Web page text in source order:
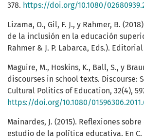
378. https://doi.org/10.1080/
Lizama, O., Gil, F. J., y Rahmer, B.
de la inclusión en la educación
Rahmer & J. P. Labarca, Eds.). Editorial
Maguire, M., Hoskins, K., Ball, S., y
discourses in school texts. Discourse:
Cultural Politics of Education, 32(4),
https://doi.org/10.1080/
Mainardes, J. (2015). Reflexiones
estudio de la política educativa. En C.